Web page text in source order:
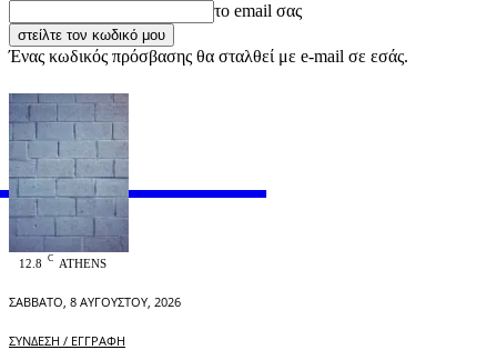
το email σας
Ένας κωδικός πρόσβασης θα σταλθεί με e-mail σε εσάς.
OFFICIAL
12.8 C ATHENS
ΣΆΒΒΑΤΟ, 8 ΑΥΓΟΎΣΤΟΥ, 2026
ΣΎΝΔΕΣΗ / ΕΓΓΡΑΦΉ